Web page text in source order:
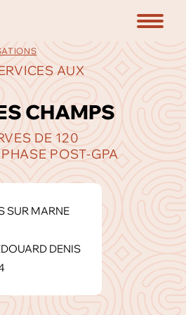
AUX
CHAMPS
DE 120
POST-GPA
SUR MARNE
DENIS